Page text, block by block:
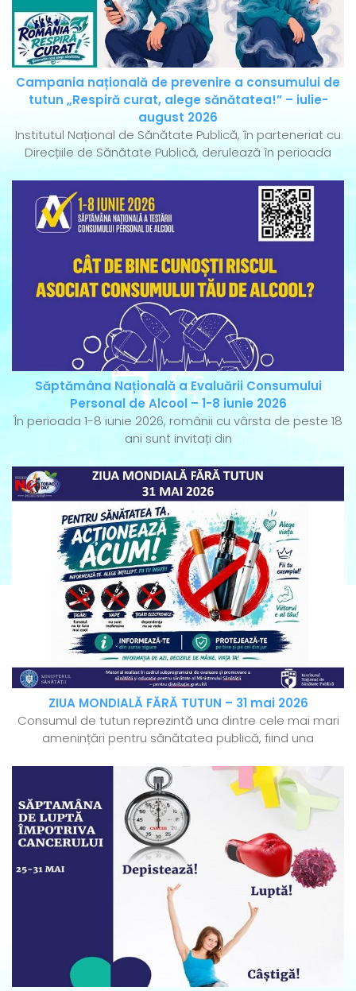
Campania națională de prevenire a consumului de
tutun „Respiră curat, alege sănătatea!” – iulie-
august 2026
Institutul Național de Sănătate Publică, în parteneriat cu
Direcțiile de Sănătate Publică, derulează în perioada
Săptămâna Națională a Evaluării Consumului
Personal de Alcool – 1-8 iunie 2026
În perioada 1-8 iunie 2026, românii cu vârsta de peste 18
ani sunt invitați din
ZIUA MONDIALĂ FĂRĂ TUTUN – 31 mai 2026
Consumul de tutun reprezintă una dintre cele mai mari
amenințări pentru sănătatea publică, fiind una